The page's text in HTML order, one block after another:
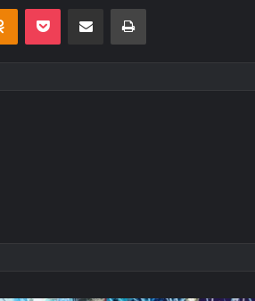
Odnoklassniki
Pocket E-Posta ile paylaş Yazdır